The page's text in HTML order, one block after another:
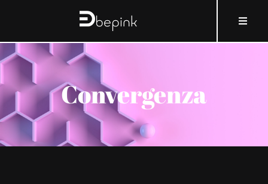
contenuto
Toggle
HOME
A PROPOSITO DI BEPINK
COSA E COME
Convergenza